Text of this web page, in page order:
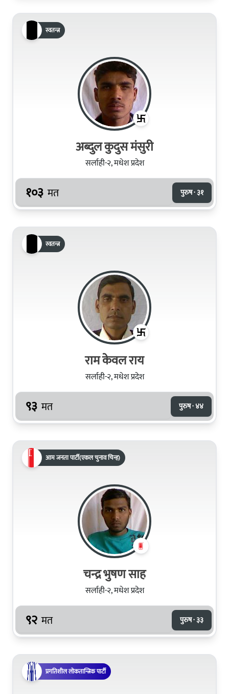
स्वतन्त्र
अब्दुल कुदुस मंसुरी
सर्लाही-२, मधेश प्रदेश
१०३ मत पुरुष · ३१
स्वतन्त्र
राम केवल राय
सर्लाही-२, मधेश प्रदेश
९३ मत पुरुष · ४४
आम जनता पार्टी(एकल चुनाव चिन्ह)
चन्द्र भुषण साह
सर्लाही-२, मधेश प्रदेश
९२ मत पुरुष · ३३
प्रगतिशील लोकतान्त्रिक पार्टी